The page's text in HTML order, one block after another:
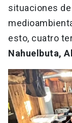
situaciones
esto, cuatro
Nahuelbuta,